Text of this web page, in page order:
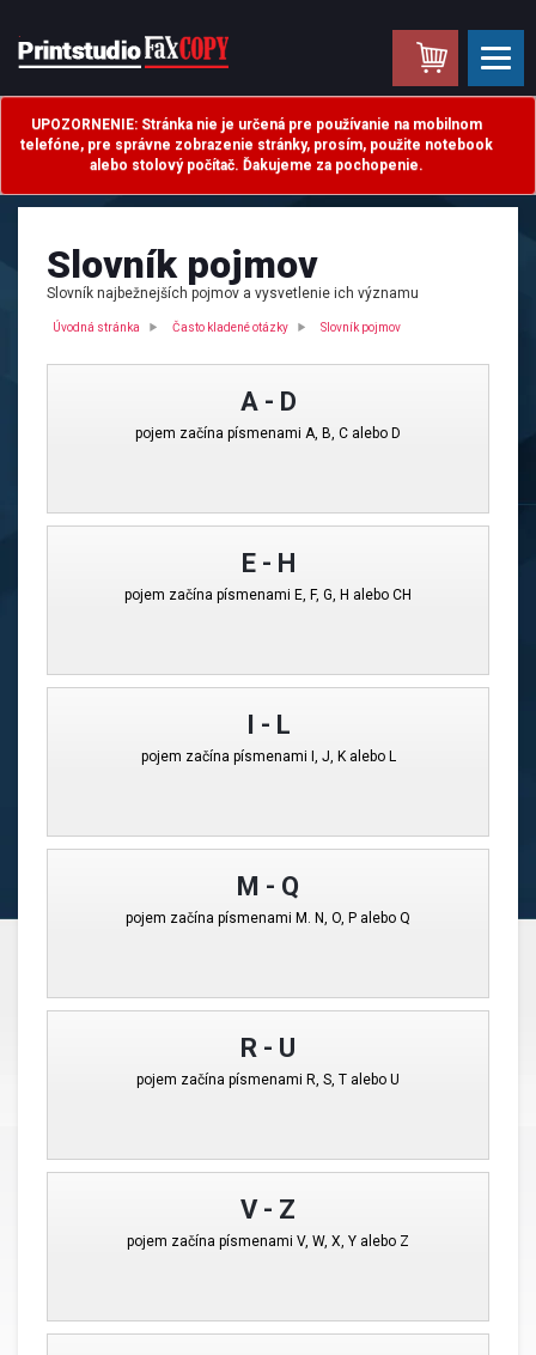
UPOZORNENIE: Stránka nie je určená pre používanie na mobilnom
telefóne, pre správne zobrazenie stránky, prosím, použite notebook
alebo stolový počítač. Ďakujeme za pochopenie.
.
Slovník pojmov
Slovník najbežnejších pojmov a vysvetlenie ich významu
Úvodná stránka Často kladené otázky Slovník pojmov
A - D
pojem začína písmenami A, B, C alebo D
E - H
pojem začína písmenami E, F, G, H alebo CH
I - L
pojem začína písmenami I, J, K alebo L
M - Q
pojem začína písmenami M. N, O, P alebo Q
R - U
pojem začína písmenami R, S, T alebo U
V - Z
pojem začína písmenami V, W, X, Y alebo Z